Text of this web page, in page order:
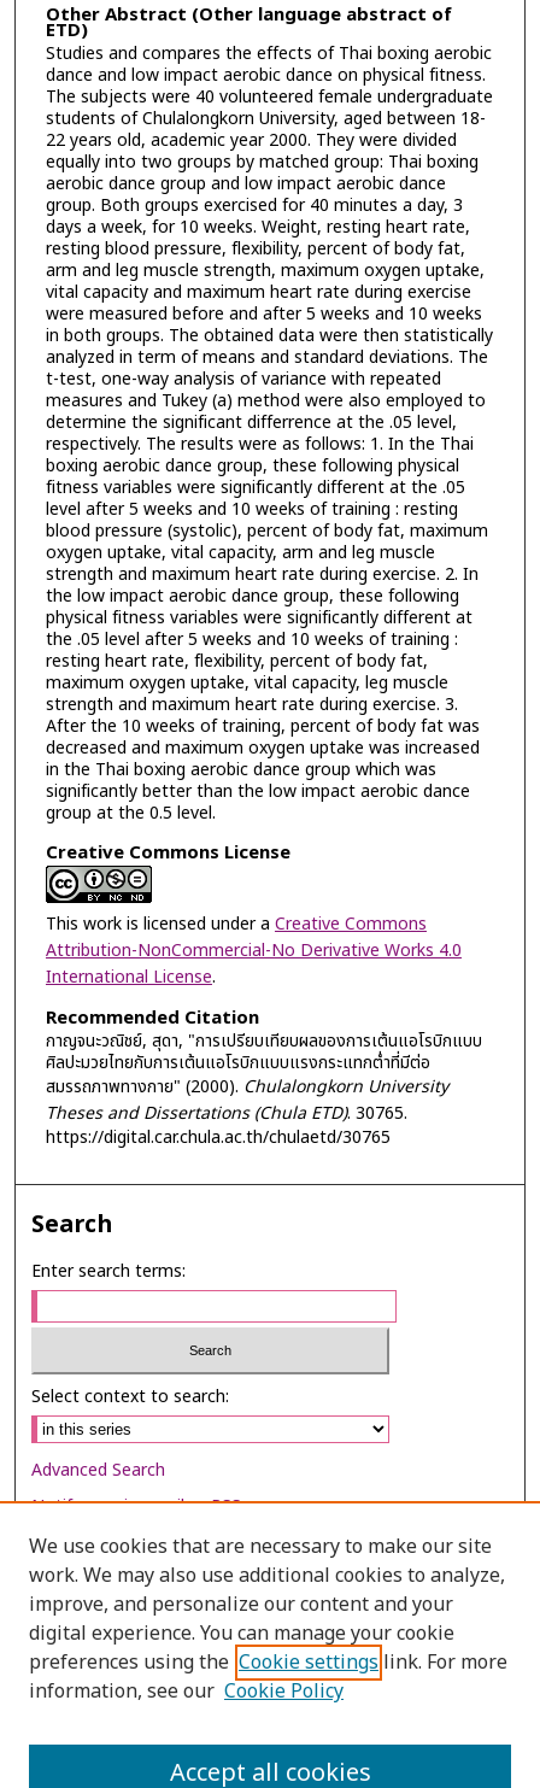
Other Abstract (Other language abstract of
ETD)
Studies and compares the effects of Thai boxing aerobic
dance and low impact aerobic dance on physical fitness.
The subjects were 40 volunteered female undergraduate
students of Chulalongkorn University, aged between 18-
22 years old, academic year 2000. They were divided
equally into two groups by matched group: Thai boxing
aerobic dance group and low impact aerobic dance
group. Both groups exercised for 40 minutes a day, 3
days a week, for 10 weeks. Weight, resting heart rate,
resting blood pressure, flexibility, percent of body fat,
arm and leg muscle strength, maximum oxygen uptake,
vital capacity and maximum heart rate during exercise
were measured before and after 5 weeks and 10 weeks
in both groups. The obtained data were then statistically
analyzed in term of means and standard deviations. The
t-test, one-way analysis of variance with repeated
measures and Tukey (a) method were also employed to
determine the significant differrence at the .05 level,
respectively. The results were as follows: 1. In the Thai
boxing aerobic dance group, these following physical
fitness variables were significantly different at the .05
level after 5 weeks and 10 weeks of training : resting
blood pressure (systolic), percent of body fat, maximum
oxygen uptake, vital capacity, arm and leg muscle
strength and maximum heart rate during exercise. 2. In
the low impact aerobic dance group, these following
physical fitness variables were significantly different at
the .05 level after 5 weeks and 10 weeks of training :
resting heart rate, flexibility, percent of body fat,
maximum oxygen uptake, vital capacity, leg muscle
strength and maximum heart rate during exercise. 3.
After the 10 weeks of training, percent of body fat was
decreased and maximum oxygen uptake was increased
in the Thai boxing aerobic dance group which was
significantly better than the low impact aerobic dance
group at the 0.5 level.
Creative Commons License
This work is licensed under a Creative Commons
Attribution-NonCommercial-No Derivative Works 4.0
International License.
Recommended Citation
กาญจนะวณิชย์, สุดา, "การเปรียบเทียบผลของการเต้นแอโรบิกแบบ
ศิลปะมวยไทยกับการเต้นแอโรบิกแบบแรงกระแทกต่ำที่มีต่อ
สมรรถภาพทางกาย" (2000). Chulalongkorn University
Theses and Dissertations (Chula ETD). 30765.
https://digital.car.chula.ac.th/chulaetd/30765
Search
Enter search terms:
Select context to search:
Advanced Search
Notify me via email orRSS
Browse
Collections
Disciplines
Authors
We use cookies that are necessary to make our site
work. We may also use additional cookies to analyze,
improve, and personalize our content and your
digital experience. You can manage your cookie
preferences using the Cookie settings link. For more
information, see our Cookie Policy
Accept all cookies